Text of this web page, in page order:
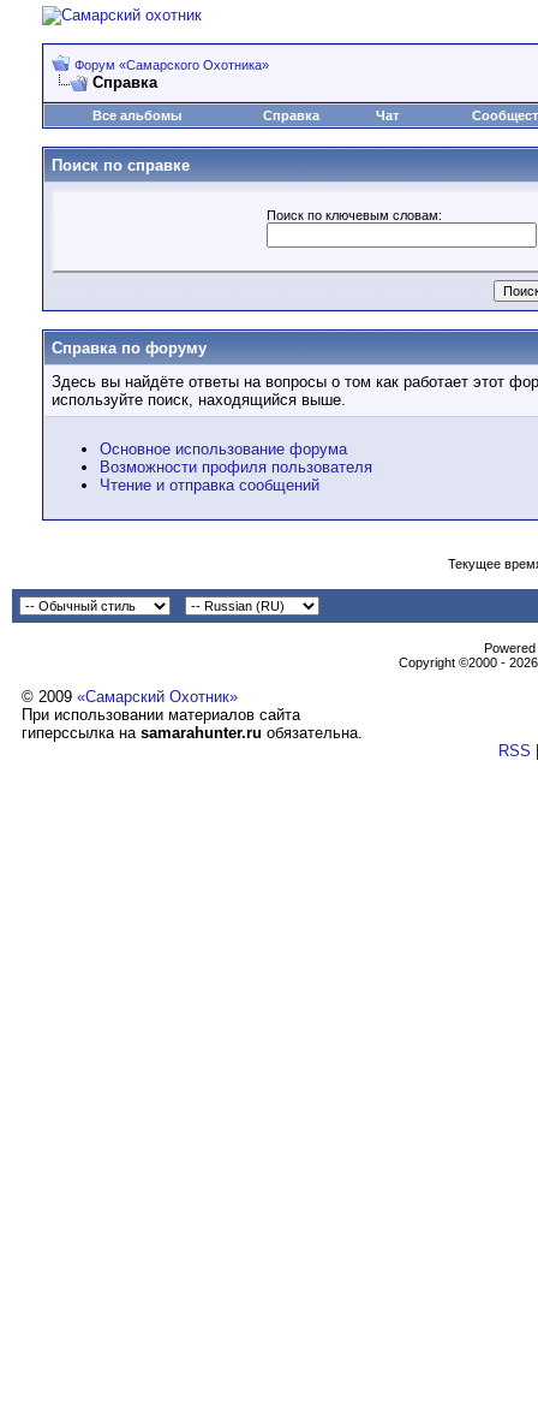
Форум «Самарского Охотника»
Справка
Все альбомы Справка Чат
Поиск по справке
Поиск по ключевым словам:
Справка по форуму
Здесь вы найдёте ответы на вопросы о том как работает этот
используйте поиск, находящийся выше.
Основное использование форума
Возможности профиля пользователя
Чтение и отправка сообщений
Текущее
Copyright ©2000 -
© 2009 «Самарский Охотник»
При использовании материалов сайта
гиперссылка на samarahunter.ru обязательна.
RSS